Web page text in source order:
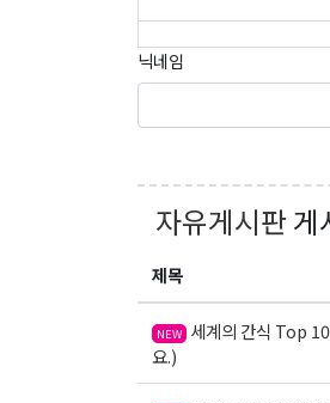
닉네임
자유게시판게
제목
NEW 세계의 간식 Top
요.)